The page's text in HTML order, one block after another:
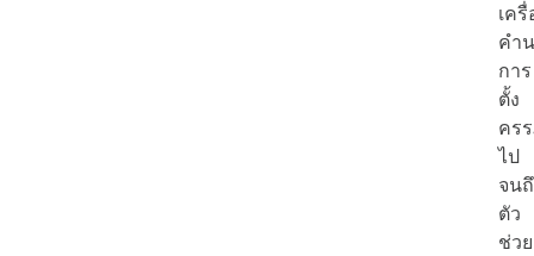
เครื่
คำ
การ
ตั้ง
คร
ไป
จน
ตัว
ช่วย